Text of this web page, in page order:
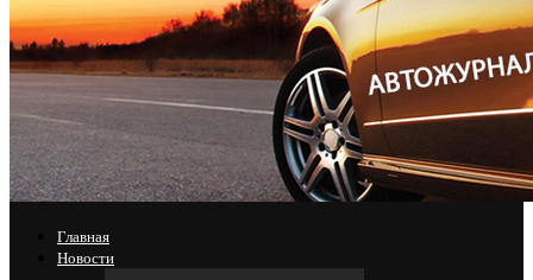
Главная
Новости